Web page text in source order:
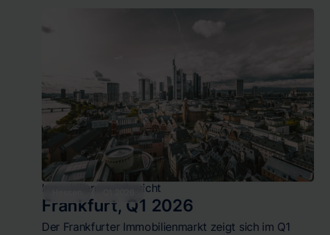
Immobilienmarktbericht
Frankfurt, Q1 2026
Der Frankfurter Immobilienmarkt zeigt sich im Q1